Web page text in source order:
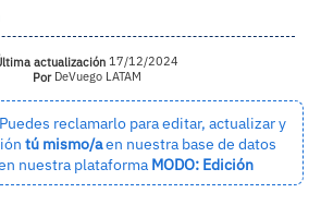
actualización 17/12/2024
PorDeVuego LATAM
Puedes reclamarlo para editar, actualizar y
tú mismo/aen nuestra base de datos
nuestra plataforma MODO: Edición